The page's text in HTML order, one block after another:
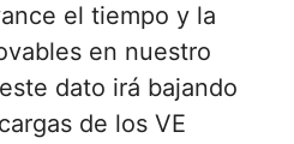
el tiempo y la
en nuestro
dato irá bajando
de los VE